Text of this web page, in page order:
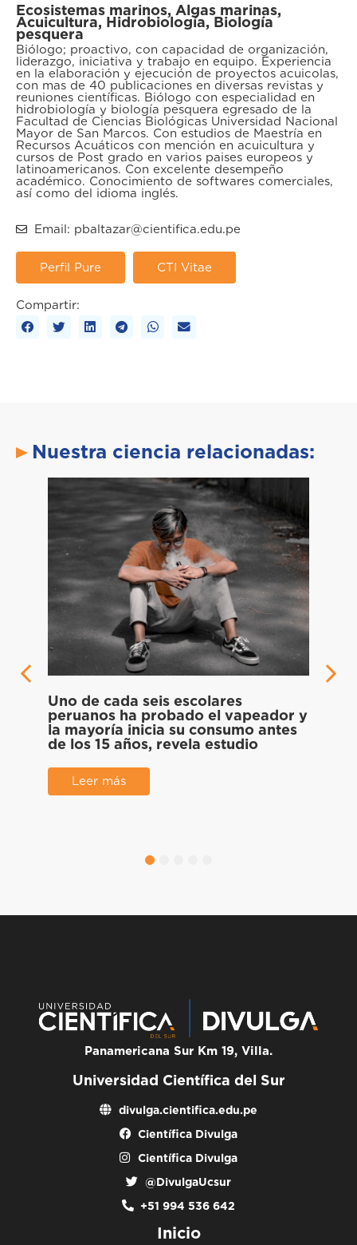
Ecosistemas marinos, Algas marinas,
Acuicultura, Hidrobiología, Biología
pesquera
Biólogo; proactivo, con capacidad de organización,
liderazgo, iniciativa y trabajo en equipo. Experiencia
en la elaboración y ejecución de proyectos acuicolas,
con mas de 40 publicaciones en diversas revistas y
reuniones científicas. Biólogo con especialidad en
hidrobiología y biología pesquera egresado de la
Facultad de Ciencias Biológicas Universidad Nacional
Mayor de San Marcos. Con estudios de Maestría en
Recursos Acuáticos con mención en acuicultura y
cursos de Post grado en varios paises europeos y
latinoamericanos. Con excelente desempeño
académico. Conocimiento de softwares comerciales,
así como del idioma inglés.
Email: pbaltazar@cientifica.edu.pe
Perfil Pure CTI Vitae
Compartir:
Nuestra ciencia relacionadas:
Uno de cada seis escolares
peruanos ha probado el vapeador y
la mayoría inicia su consumo antes
de los 15 años, revela estudio
Leer más
4
Panamericana Sur Km 19, Villa.
Universidad Científica del Sur
divulga.cientifica.edu.pe
Científica Divulga
Científica Divulga
@DivulgaUcsur
+51 994 536 642
Inicio